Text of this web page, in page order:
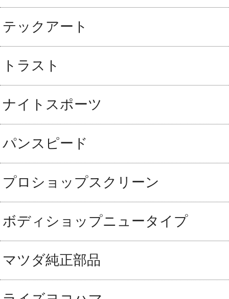
テックアート
トラスト
ナイトスポーツ
パンスピード
プロショップスクリーン
ボディショップニュータイプ
マツダ純正部品